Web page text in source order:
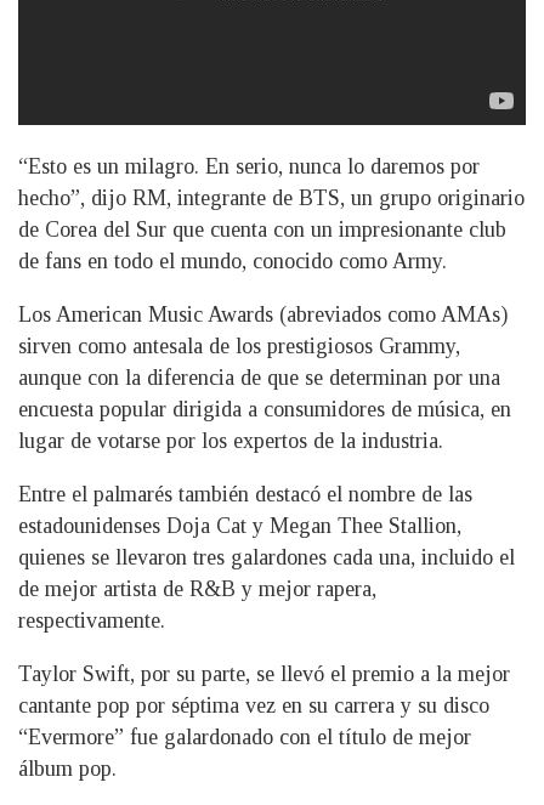
“Esto es un milagro. En serio, nunca lo daremos por
hecho”, dijo RM, integrante de BTS, un grupo originario
de Corea del Sur que cuenta con un impresionante club
de fans en todo el mundo, conocido como Army.
Los American Music Awards (abreviados como AMAs)
sirven como antesala de los prestigiosos Grammy,
aunque con la diferencia de que se determinan por una
encuesta popular dirigida a consumidores de música, en
lugar de votarse por los expertos de la industria.
Entre el palmarés también destacó el nombre de las
estadounidenses Doja Cat y Megan Thee Stallion,
quienes se llevaron tres galardones cada una, incluido el
de mejor artista de R&B y mejor rapera,
respectivamente.
Taylor Swift, por su parte, se llevó el premio a la mejor
cantante pop por séptima vez en su carrera y su disco
“Evermore” fue galardonado con el título de mejor
álbum pop.